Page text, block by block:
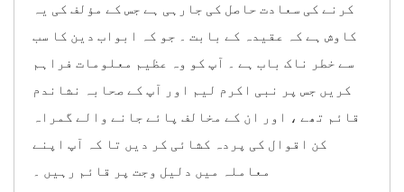
کرنے کی سعادت حاصل کی جارہی ہے جس کے مؤلف کی یہ
کاوش ہے کہ عقیدہ کے بابت ۔ جو کہ ابواب دین کا سب
سے خطر ناک باب ہے ۔ آپ کو وہ عظیم معلومات فراہم
کریں جس پر نبی اکرم لیم اور آپ کے صحابہ نشاندم
قائم تھے ، اور ان کے مخالف پائے جانے والے گمراہ
کن اقوال کی پردہ کشائی کر دیں تا کہ آپ اپنے